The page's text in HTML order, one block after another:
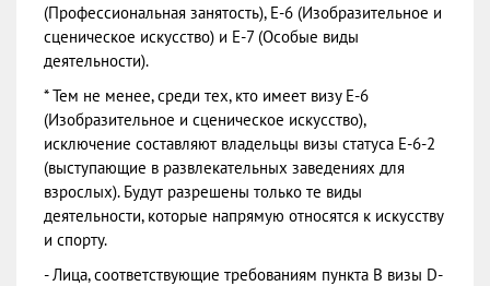
(Профессиональная занятость), Е-6 (Изобразительное и
сценическое искусство) и Е-7 (Особые виды
деятельности).
* Тем не менее, среди тех, кто имеет визу Е-6
(Изобразительное и сценическое искусство),
исключение составляют владельцы визы статуса Е-6-2
(выступающие в развлекательных заведениях для
взрослых). Будут разрешены только те виды
деятельности, которые напрямую относятся к искусству
и спорту.
- Лица, соответствующие требованиям пункта В визы D-